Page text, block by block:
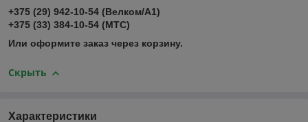
+375 (29) 942-10-54 (Велком/А1)
+375 (33) 384-10-54 (МТС)
Или оформите заказ через корзину.
Скрыть
Характеристики